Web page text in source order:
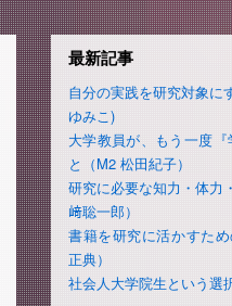
最新記事
自分の実践を研究対象に
ゆみこ)
大学教員が、もう一度
と（M2 松田紀子）
研究に必要な知力・体力
﨑聡一郎）
書籍を研究に活かすた
正典）
社会人大学院生という選